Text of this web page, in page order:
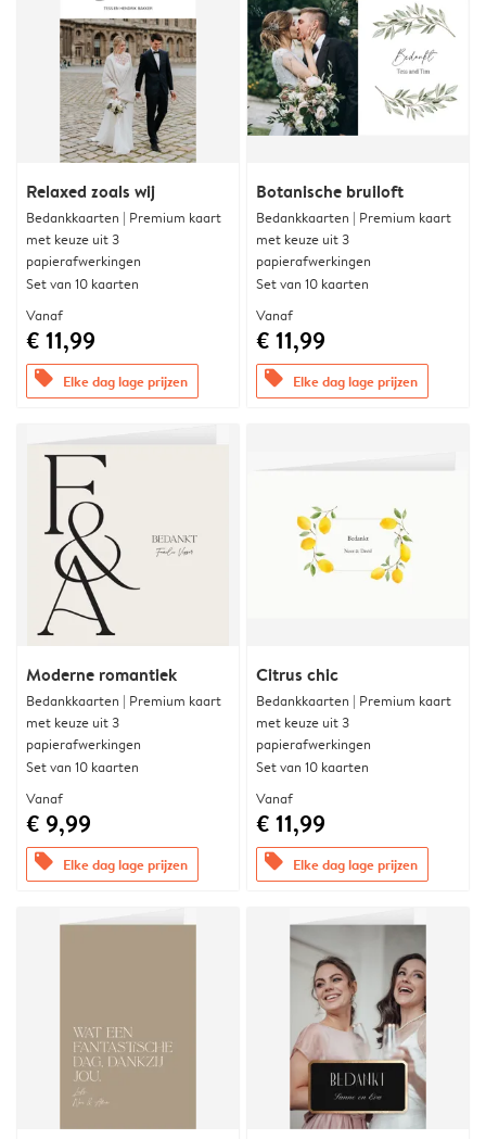
Relaxed zoals wij
Bedankkaarten | Premium kaart
met keuze uit 3
papierafwerkingen
Set van 10 kaarten
Vanaf
€ 11,99
offers Elke dag lage prijzen
Botanische bruiloft
Bedankkaarten | Premium kaart
met keuze uit 3
papierafwerkingen
Set van 10 kaarten
Vanaf
€ 11,99
offers Elke dag lage prijzen
Moderne romantiek
Bedankkaarten | Premium kaart
met keuze uit 3
papierafwerkingen
Set van 10 kaarten
Vanaf
€ 9,99
offers Elke dag lage prijzen
Citrus chic
Bedankkaarten | Premium kaart
met keuze uit 3
papierafwerkingen
Set van 10 kaarten
Vanaf
€ 11,99
offers Elke dag lage prijzen